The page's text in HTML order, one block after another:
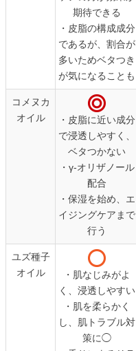
期待できる
・皮脂の構成成分
であるが、割合が
多いためベタつき
が気になることも
コメヌカ
オイル
・皮脂に近い成分
で浸透しやすく、
ベタつかない
・γ-オリザノール
配合
・保湿を始め、エ
イジングケアまで
行う
ユズ種子
オイル
・肌なじみがよ
く、浸透しやすい
・肌を柔らかく
し、肌トラブル対
策に◯